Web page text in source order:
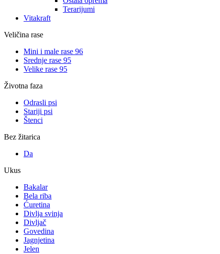
Terarijumi
Vitakraft
Veličina rase
Mini i male rase 96
Srednje rase 95
Velike rase 95
Životna faza
Odrasli psi
Stariji psi
Štenci
Bez žitarica
Da
Ukus
Bakalar
Bela riba
Ćuretina
Divlja svinja
Divljač
Govedina
Jagnjetina
Jelen